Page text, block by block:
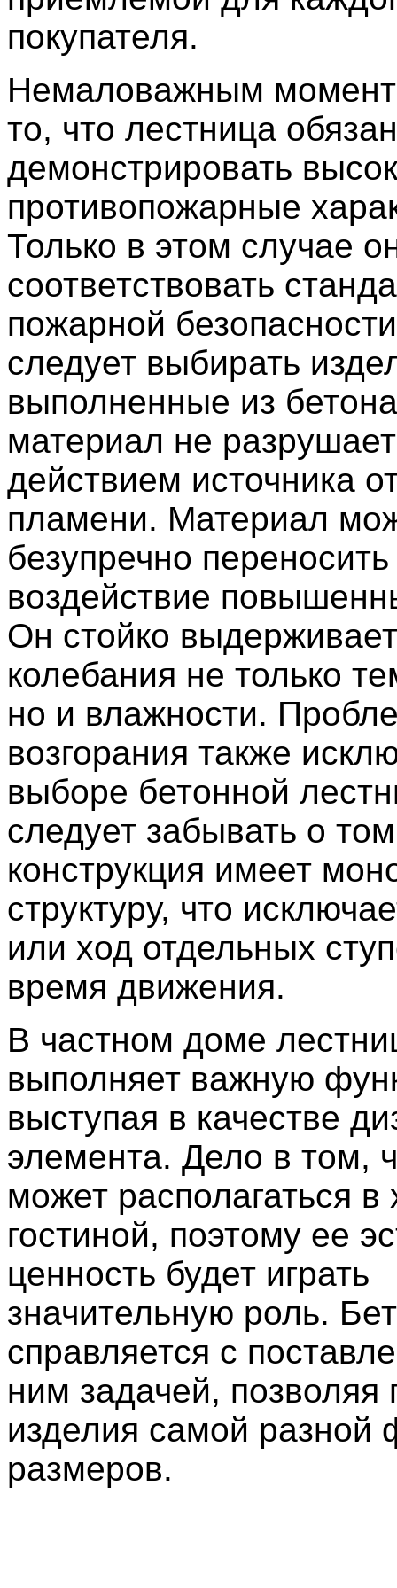
покупателя.
Немаловажным
то, что лестница
демонстрировать
противопожарные
Только в этом случае
соответствовать
пожарной
следует выбирать
выполненные из
материал не
действием источника
пламени. Материал
безупречно
воздействие
Он стойко
колебания не только
но и влажности.
возгорания также
выборе бетонной
следует забывать о
конструкция имеет
структуру, что
или ход отдельных
время движения.
В частном доме
выполняет важную
выступая в качестве
элемента. Дело в том,
может располагаться в
гостиной, поэтому ее
ценность будет играть
значительную роль.
справляется с
ним задачей, позволяя
изделия самой
размеров.